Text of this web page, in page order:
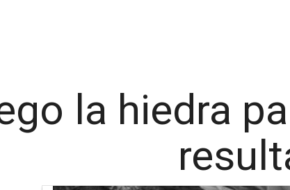
la hiedra